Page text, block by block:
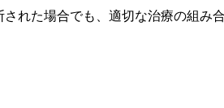
れた場合でも、適切な治療の組み